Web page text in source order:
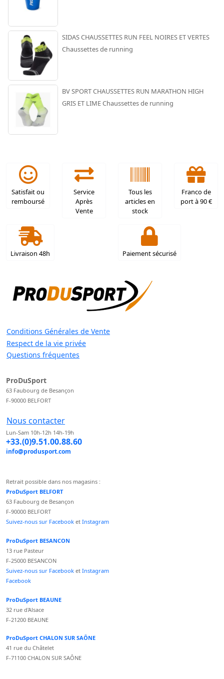
SIDAS CHAUSSETTES RUN FEEL NOIRES ET VERTES
Chaussettes de running
BV SPORT CHAUSSETTES RUN MARATHON HIGH
GRIS ET LIME Chaussettes de running
Satisfait ou
remboursé
Service
Après
Vente
Tous les
articles en
stock
Franco de
port à 90 €
Livraison 48h Paiement sécurisé
Conditions Générales de Vente
Respect de la vie privée
Questions fréquentes
ProDuSport
63 Faubourg de Besançon
F-90000 BELFORT
Nous contacter
Lun-Sam 10h-12h 14h-19h
+33.(0)9.51.00.88.60
info@produsport.com
Retrait possible dans nos magasins :
ProDuSport BELFORT
63 Faubourg de Besançon
F-90000 BELFORT
Suivez-nous sur Facebook et Instagram
ProDuSport BESANCON
13 rue Pasteur
F-25000 BESANCON
Suivez-nous sur Facebook et Instagram
Facebook
ProDuSport BEAUNE
32 rue d'Alsace
F-21200 BEAUNE
ProDuSport CHALON SUR SAÔNE
41 rue du Châtelet
F-71100 CHALON SUR SAÔNE